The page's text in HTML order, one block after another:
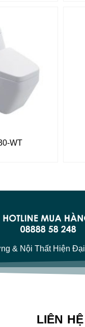
WT
& Nội Thất Hiện Đại
LIÊN HỆ